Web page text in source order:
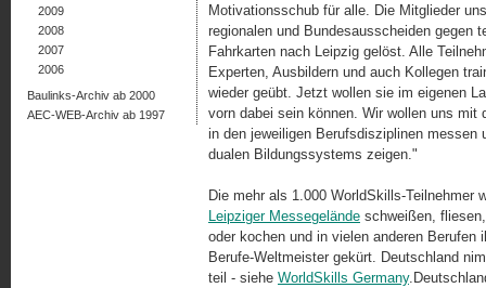
Motivationsschub für alle. Die Mitglieder
regionalen und Bundesausscheiden gegen
Fahrkarten nach Leipzig gelöst. Alle
Experten, Ausbildern und auch Kollegen
wieder geübt. Jetzt wollen sie im eigenen
vorn dabei sein können. Wir wollen uns mit
in den jeweiligen Berufsdisziplinen messen
dualen Bildungssystems zeigen."
Die mehr als 1.000 WorldSkills-Teilnehmer
Leipziger Messegelände schweißen,
oder kochen und in vielen anderen Berufen
Berufe-Weltmeister gekürt. Deutschland
teil - siehe WorldSkills Germany
2009
2008
2007
2006
Baulinks-Archiv ab 2000
AEC-WEB-Archiv ab 1997